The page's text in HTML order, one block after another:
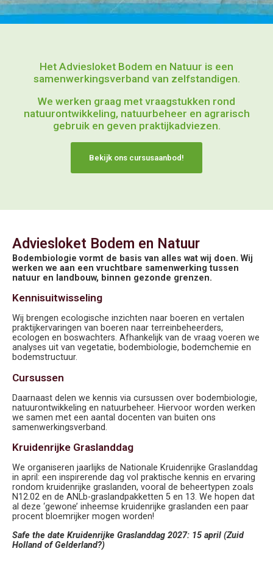
Het Adviesloket Bodem en Natuur is een
samenwerkingsverband van zelfstandigen.
We werken graag met vraagstukken rond
natuurontwikkeling, natuurbeheer en agrarisch
gebruik en geven praktijkadviezen.
Bekijk ons cursusaanbod!
Adviesloket Bodem en Natuur
Bodembiologie vormt de basis van alles wat wij doen. Wij
werken we aan een vruchtbare samenwerking tussen
natuur en landbouw, binnen gezonde grenzen.
Kennisuitwisseling
Wij brengen ecologische inzichten naar boeren en vertalen
praktijkervaringen van boeren naar terreinbeheerders,
ecologen en boswachters. Afhankelijk van de vraag voeren we
analyses uit van vegetatie, bodembiologie, bodemchemie en
bodemstructuur.
Cursussen
Daarnaast delen we kennis via cursussen over bodembiologie,
natuurontwikkeling en natuurbeheer. Hiervoor worden werken
we samen met een aantal docenten van buiten ons
samenwerkingsverband.
Kruidenrijke Graslanddag
We organiseren jaarlijks de Nationale Kruidenrijke Graslanddag
in april: een inspirerende dag vol praktische kennis en ervaring
rondom kruidenrijke graslanden, vooral de beheertypen zoals
N12.02 en de ANLb-graslandpakketten 5 en 13. We hopen dat
al deze ‘gewone’ inheemse kruidenrijke graslanden een paar
procent bloemrijker mogen worden!
Safe the date Kruidenrijke Graslanddag 2027: 15 april (Zuid
Holland of Gelderland?)